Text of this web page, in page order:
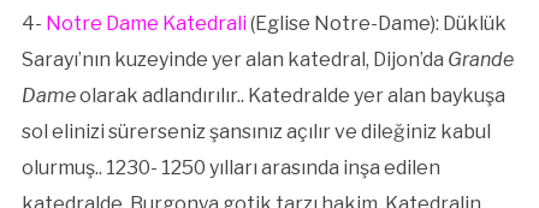
4- Notre Dame Katedrali(Eglise Notre-Dame): Düklük
Sarayı’nın kuzeyinde yer alan katedral, Dijon’da Grande
Dameolarak adlandırılır.. Katedralde yer alan baykuşa
sol elinizi sürerseniz şansınız açılır ve dileğiniz kabul
olurmuş.. 1230- 1250 yılları arasında inşa edilen